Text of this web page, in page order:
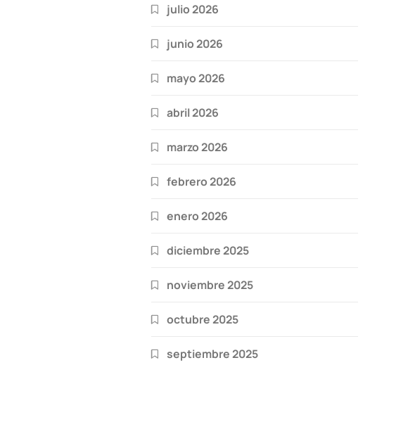
julio 2026
junio 2026
mayo 2026
abril 2026
marzo 2026
febrero 2026
enero 2026
diciembre 2025
noviembre 2025
octubre 2025
septiembre 2025